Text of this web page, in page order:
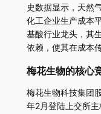
史数据显示，天然
化工企业生产成本
基酸行业龙头，其
依赖，使其在成本
梅花生物的核心
梅花生物科技集团
年2月登陆上交所